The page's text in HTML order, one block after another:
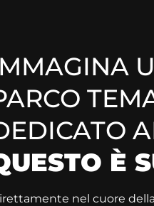
mondo nuovo in Toscana
È
nel cuore